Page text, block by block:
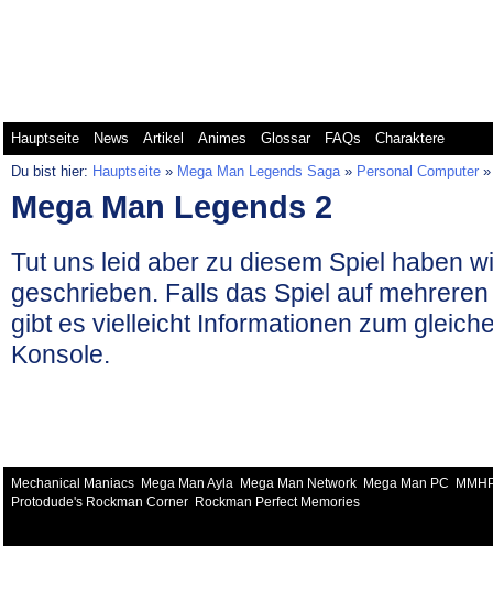
Hauptseite News Artikel Animes Glossar FAQs
Charaktere
Du bist hier: Hauptseite» Mega Man Legends Saga» Personal Computer
Mega Man Legends 2
Tut uns leid aber zu diesem Spiel haben
geschrieben. Falls das Spiel auf
gibt es vielleicht Informationen zum
Konsole.
Mechanical Maniacs Mega Man Ayla Mega Man Network Mega Man PC
Protodude's Rockman Corner
Rockman Perfect Memories